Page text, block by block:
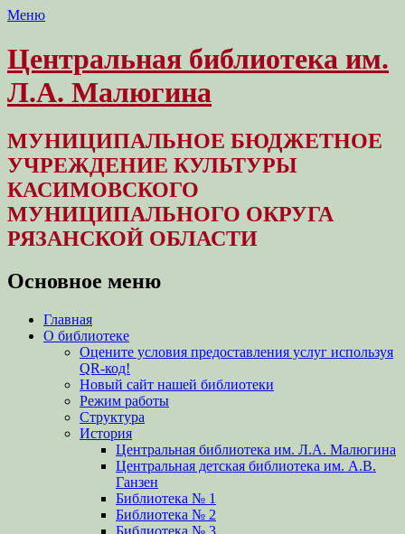
Меню
Центральная библиотека им.
Л.А. Малюгина
МУНИЦИПАЛЬНОЕ БЮДЖЕТНОЕ
УЧРЕЖДЕНИЕ КУЛЬТУРЫ
КАСИМОВСКОГО
МУНИЦИПАЛЬНОГО ОКРУГА
РЯЗАНСКОЙ ОБЛАСТИ
Основное меню
Перейти
содержимому
Главная
О библиотеке
Оцените условия предоставления услуг используя
QR-код!
Новый сайт нашей библиотеки
Режим работы
Структура
История
Центральная библиотека им. Л.А. Малюгина
Центральная детская библиотека им. А.В.
Ганзен
Библиотека № 1
Библиотека № 2
Библиотека № 3